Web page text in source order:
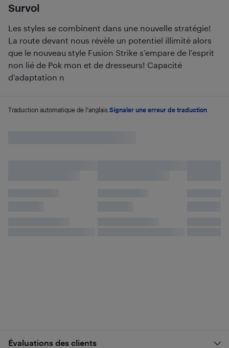
Survol
Les styles se combinent dans une nouvelle stratégie!
La route devant nous révèle un potentiel illimité alors
que le nouveau style Fusion Strike s’empare de l’esprit
non lié de Pok mon et de dresseurs! Capacité
d’adaptation n
Traduction automatique de l'anglais. Signaler une erreur de traduction
Évaluations des clients